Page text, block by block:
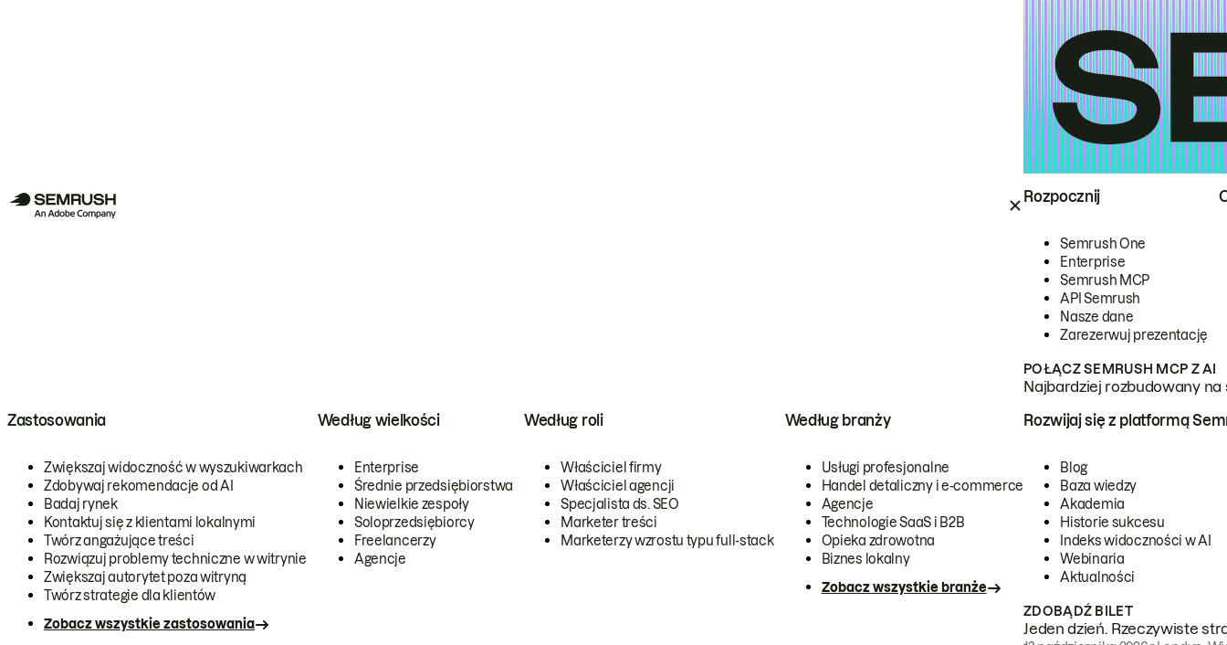
Rozpocznij
Semrush One
Enterprise
Semrush MCP
API Semrush
Nasze dane
Zarezerwuj prezentację
POŁĄCZ SEMRUSH MCP Z AI
Najbardziej rozbudowany
Zastosowania
Zwiększaj widoczność w wyszukiwarkach
Zdobywaj rekomendacje od AI
Badaj rynek
Kontaktuj się z klientami lokalnymi
Twórz angażujące treści
Rozwiązuj problemy techniczne w witrynie
Zwiększaj autorytet poza witryną
Twórz strategie dla klientów
Zobacz wszystkie zastosowania
Według wielkości
Enterprise
Średnie przedsiębiorstwa
Niewielkie zespoły
Soloprzedsiębiorcy
Freelancerzy
Agencje
Według roli
Właściciel firmy
Właściciel agencji
Specjalista ds. SEO
Marketer treści
Marketerzy wzrostu typu full-stack
Według branży
Usługi profesjonalne
Handel detaliczny i e-commerce
Agencje
Technologie SaaS i B2B
Opieka zdrowotna
Biznes lokalny
Zobacz wszystkie branże
Rozwijaj się z platformą
Blog
Baza wiedzy
Akademia
Historie sukcesu
Indeks widoczności w AI
Webinaria
Aktualności
ZDOBĄDŹ BILET
Jeden dzień. Rzeczywiste